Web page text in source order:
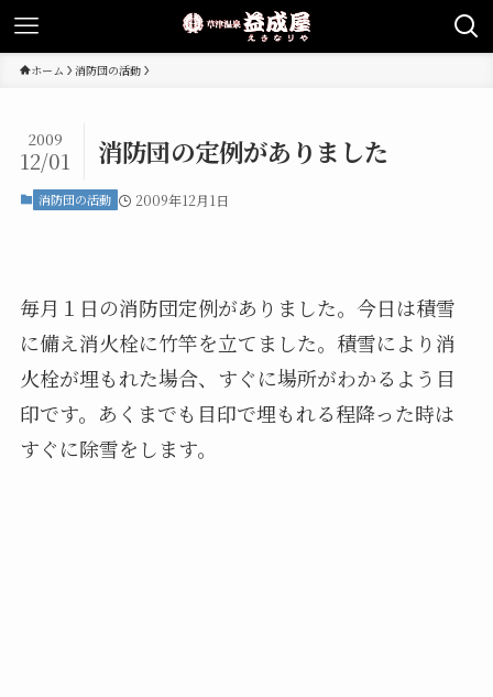
ホーム 消防団の活動
消防団の定例がありました
2009
12/01
消防団の活動 2009年12月1日
毎月１日の消防団定例がありました。今日は積雪
に備え消火栓に竹竿を立てました。積雪により消
火栓が埋もれた場合、すぐに場所がわかるよう目
印です。あくまでも目印で埋もれる程降った時は
すぐに除雪をします。